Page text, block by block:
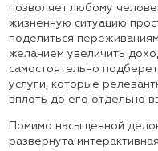
позволяет любому
жизненную ситуацию
поделиться
желанием увеличить
самостоятельно
услуги, которые
вплоть до его отдельно
Помимо насыщенной
развернута